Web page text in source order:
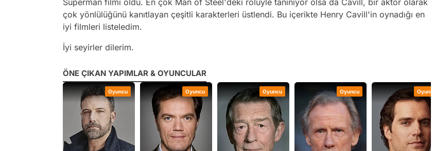
Superman filmi oldu. En çok Man of Steel'deki rolüyle tanınıyor olsa da Cavill, bir aktör olarak
çok yönlülüğünü kanıtlayan çeşitli karakterleri üstlendi. Bu içerikte Henry Cavill'in oynadığı en
iyi filmleri listeledim.
İyi seyirler dilerim.
ÖNE ÇIKAN YAPIMLAR & OYUNCULAR
Oyuncu Oyuncu Oyuncu Oyuncu Oyuncu